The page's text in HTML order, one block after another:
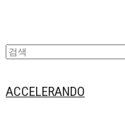
ACCELERANDO